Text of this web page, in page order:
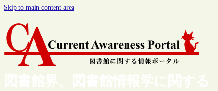
Skip to main content area
図書館界、図書館情報学に関する